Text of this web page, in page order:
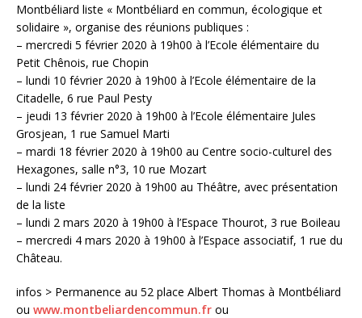
Montbéliard liste « Montbéliard en commun, écologique et
solidaire », organise des réunions publiques :
– mercredi 5 février 2020 à 19h00 à l’Ecole élémentaire du
Petit Chênois, rue Chopin
– lundi 10 février 2020 à 19h00 à l’Ecole élémentaire de la
Citadelle, 6 rue Paul Pesty
– jeudi 13 février 2020 à 19h00 à l’Ecole élémentaire Jules
Grosjean, 1 rue Samuel Marti
– mardi 18 février 2020 à 19h00 au Centre socio-culturel des
Hexagones, salle n°3, 10 rue Mozart
– lundi 24 février 2020 à 19h00 au Théâtre, avec présentation
de la liste
– lundi 2 mars 2020 à 19h00 à l’Espace Thourot, 3 rue Boileau
– mercredi 4 mars 2020 à 19h00 à l’Espace associatif, 1 rue du
Château.
infos > Permanence au 52 place Albert Thomas à Montbéliard
ou www.montbeliardencommun.fr ou